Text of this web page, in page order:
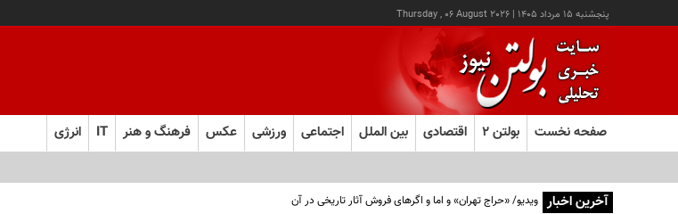
پنجشنبه ۱۵ مرداد ۱۴۰۵ |
Thursday , 06 August 2026
صفحه نخست بولتن ۲ اقتصادی بین الملل اجتماعی ورزشی عکس فرهنگ و هنر IT انرژی
آخرین اخبار ویدیو/ «حراج تهران» و اما و اگرهای فروش آثار تاریخی در آن